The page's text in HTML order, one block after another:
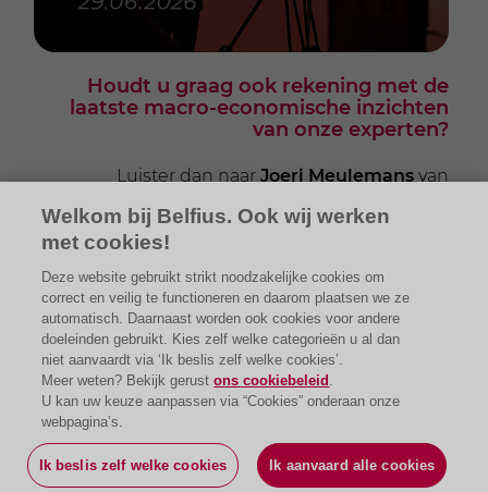
Houdt u graag ook rekening met de
laatste macro-economische inzichten
van onze experten?
Luister dan naar Joeri Meulemans van
Hulp nodig?
Maak een afspraak
Welkom bij Belfius. Ook wij werken
met cookies!
Deze website gebruikt strikt noodzakelijke cookies om
correct en veilig te functioneren en daarom plaatsen we ze
automatisch. Daarnaast worden ook cookies voor andere
doeleinden gebruikt. Kies zelf welke categorieën u al dan
niet aanvaardt via ‘Ik beslis zelf welke cookies’.
Meer weten? Bekijk gerustons cookiebeleid .
U kan uw keuze aanpassen via “Cookies” onderaan onze
webpagina’s.
Ik beslis zelf welke cookies Ik aanvaard alle cookies